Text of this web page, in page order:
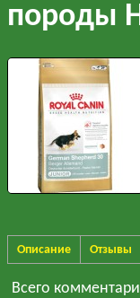
породы
Описание Отзывы
Всего